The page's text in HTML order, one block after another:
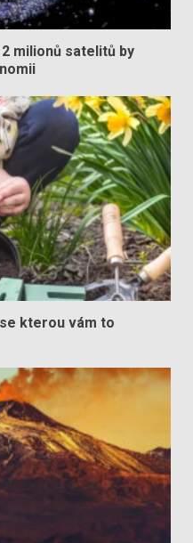
milionů satelitů by
kterou vám to